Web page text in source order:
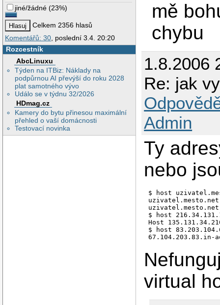
jiné/žádné (23%)
Celkem 2356 hlasů
Komentářů: 30 , poslední 3.4. 20:20
Rozcestník
AbcLinuxu
Týden na ITBiz: Náklady na
podpůrnou AI převýší do roku 2028
plat samotného vývo
Událo se v týdnu 32/2026
HDmag.cz
Kamery do bytu přinesou maximální
přehled o vaší domácnosti
Testovací novinka
mě
chybu
1.8.2006
Re: jak
Admin
Ty
nebo
$ host
uzivatel.mesto.net
$ host
Host
$ host
virtual